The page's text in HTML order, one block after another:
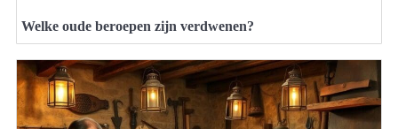
Welke oude beroepen zijn verdwenen?